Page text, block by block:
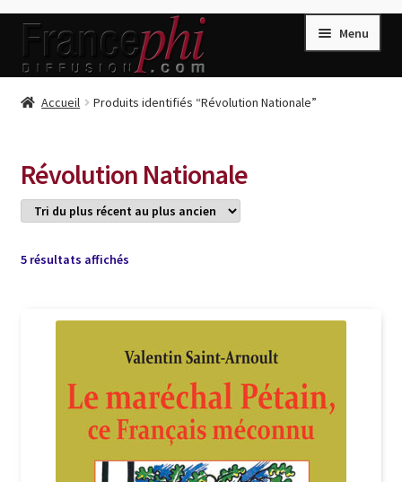
Aller
la
Aller
contenu
Menu
Accueil
Caisse
Conditions de Vente
Connection
Listes d’Envies
Livres de Peter Randa
Livres de Philippe Randa
Login Customizer
Newsletter
Accueil Produits identifiés “Révolution Nationale”
Révolution Nationale
5 résultats affichésTrié
récent
plus